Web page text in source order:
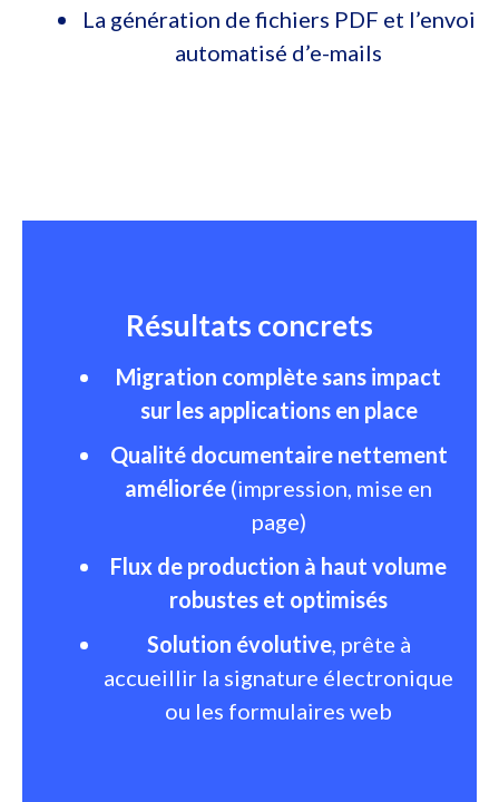
La génération de fichiers PDF et l’envoi
automatisé d’e-mails
Résultats concrets
Migration complète sans impact
sur les applications en place
Qualité documentaire nettement
améliorée (impression, mise en
page)
Flux de production à haut volume
robustes et optimisés
Solution évolutive, prête à
accueillir la signature électronique
ou les formulaires web